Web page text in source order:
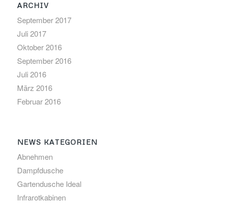
ARCHIV
September 2017
Juli 2017
Oktober 2016
September 2016
Juli 2016
März 2016
Februar 2016
NEWS KATEGORIEN
Abnehmen
Dampfdusche
Gartendusche Ideal
Infrarotkabinen